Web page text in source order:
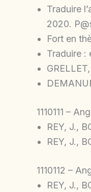
Traduire
2020.
Fort en
Traduire :
1110111 –
REY, J.,
REY, J.,
1110112 –
REY, J.,